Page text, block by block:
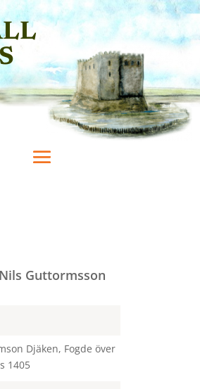
Guttormsson
Djäken, Fogde över
1405